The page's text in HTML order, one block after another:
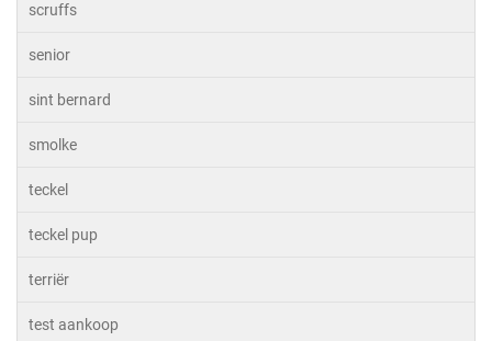
scruffs
senior
sint bernard
smolke
teckel
teckel pup
terriër
test aankoop